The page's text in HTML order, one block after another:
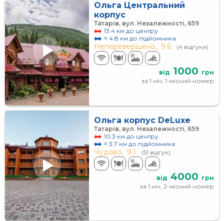
Ольга Центральний
корпус
Татарів, вул. Незалежності, 659
13.4 км до центру
≈ 4.8 км до підйомника
Неперевершено, 9.6 (4 відгуки)
від 1000 грн
за 1 ніч, 1-місний номер
Ольга корпус DeLuxe
Татарів, вул. Незалежності, 659
10.3 км до центру
≈ 3.7 км до підйомника
Чудово, 9.1 (51 відгук)
від 4000 грн
за 1 ніч, 2-місний номер